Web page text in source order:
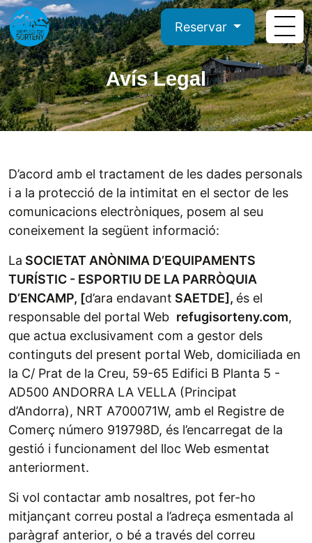
Reservar
Avís Legal
D’acord amb el tractament de les dades personals
i a la protecció de la intimitat en el sector de les
comunicacions electròniques, posem al seu
coneixement la següent informació:
La SOCIETAT ANÒNIMA D’EQUIPAMENTS
TURÍSTIC - ESPORTIU DE LA PARRÒQUIA
D’ENCAMP, [d’ara endavant SAETDE], és el
responsable del portal Web refugisorteny.com,
que actua exclusivament com a gestor dels
continguts del present portal Web, domiciliada en
la C/ Prat de la Creu, 59-65 Edifici B Planta 5 -
AD500 ANDORRA LA VELLA (Principat
d’Andorra), NRT A700071W, amb el Registre de
Comerç número 919798D, és l’encarregat de la
gestió i funcionament del lloc Web esmentat
anteriorment.
Si vol contactar amb nosaltres, pot fer-ho
mitjançant correu postal a l’adreça esmentada al
paràgraf anterior, o bé a través del correu